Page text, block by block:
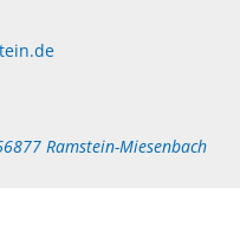
Ramstein-Miesenbach